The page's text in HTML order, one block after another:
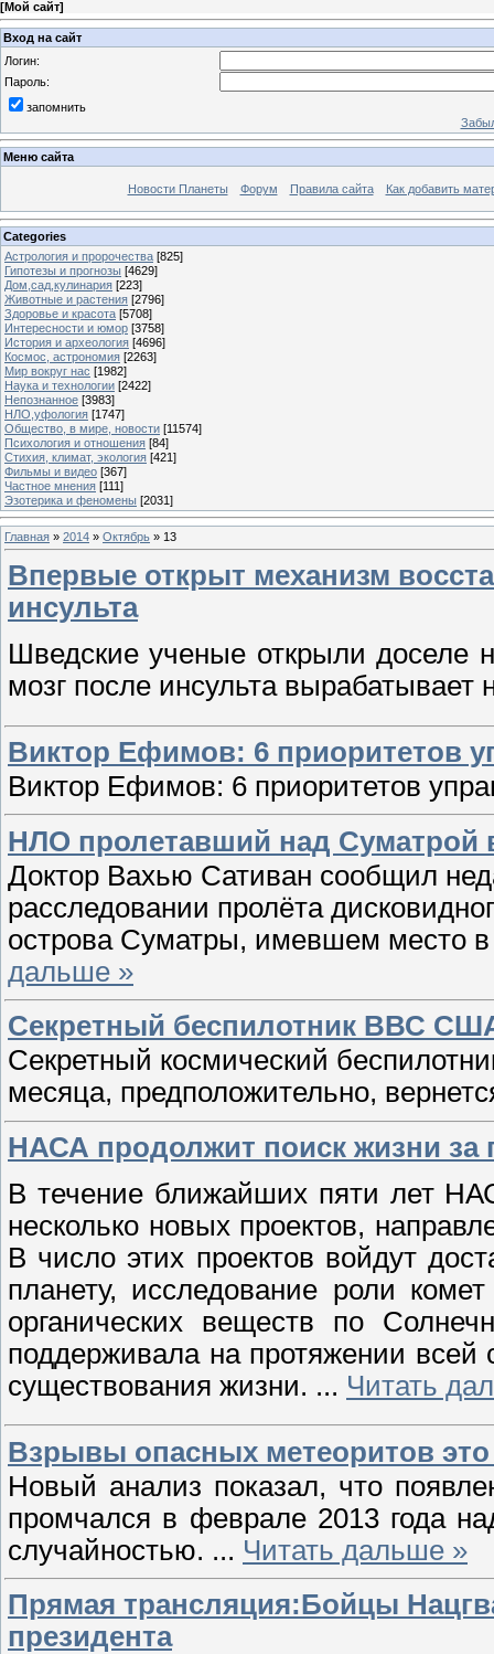
[Мой сайт]
Вход на сайт
Логин:
Пароль:
запомнить
Меню сайта
Новости Планеты Форум Правила сайта Как добавить
Categories
Астрология и пророчества [825]
Гипотезы и прогнозы [4629]
Дом,сад,кулинария [223]
Животные и растения [2796]
Здоровье и красота [5708]
Интересности и юмор [3758]
История и археология [4696]
Космос, астрономия [2263]
Мир вокруг нас [1982]
Наука и технологии [2422]
Непознанное [3983]
НЛО,уфология [1747]
Общество, в мире, новости [11574]
Психология и отношения [84]
Стихия, климат, экология [421]
Фильмы и видео [367]
Частное мнения [111]
Эзотерика и феномены [2031]
Главная » 2014 » Октябрь » 13
Впервые открыт механизм
инсульта
Шведские ученые открыли доселе
мозг после инсульта
Виктор Ефимов: 6 приоритетов
Виктор Ефимов: 6 приоритетов
НЛО пролетавший над
Доктор Вахью Сативан сообщил
расследовании пролёта
острова Суматры, имевшем место в
дальше »
Секретный беспилотник ВВС
Секретный космический
месяца, предположительно,
НАСА продолжит поиск жизни за
В течение ближайших пяти лет
несколько новых проектов,
В число этих проектов войдут
планету, исследование роли
органических веществ по
поддерживала на протяжении всей
существования жизни. ... Читать
Взрывы опасных метеоритов это
Новый анализ показал, что
промчался в феврале 2013 года
случайностью. ... Читать дальше »
Прямая трансляция:Бойцы
президента